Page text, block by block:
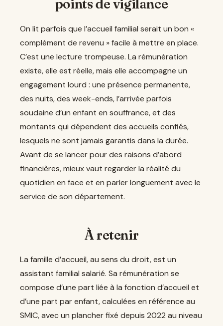
points de vigilance
On lit parfois que l’accueil familial serait un bon «
complément de revenu » facile à mettre en place.
C’est une lecture trompeuse. La rémunération
existe, elle est réelle, mais elle accompagne un
engagement lourd : une présence permanente,
des nuits, des week-ends, l’arrivée parfois
soudaine d’un enfant en souffrance, et des
montants qui dépendent des accueils confiés,
lesquels ne sont jamais garantis dans la durée.
Avant de se lancer pour des raisons d’abord
financières, mieux vaut regarder la réalité du
quotidien en face et en parler longuement avec le
service de son département.
À retenir
La famille d’accueil, au sens du droit, est un
assistant familial salarié. Sa rémunération se
compose d’une part liée à la fonction d’accueil et
d’une part par enfant, calculées en référence au
SMIC, avec un plancher fixé depuis 2022 au niveau